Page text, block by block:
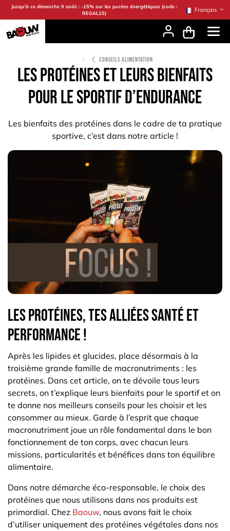
Se rendre au contenu
Jusqu'à ce dimanche 9 août : -15% sur les purées énergétiques (code :
REGAL15)
Français
CONSEILS ALIMENTATION
Les protéines et leurs bienfaits
pour le sportif d’endurance
Les bienfaits des protéines dans le cadre de ta pratique
sportive, c’est dans notre article !
Les protéines, tes alliées santé et
performance !
Après les lipides et glucides, place désormais à la
troisième grande famille de macronutriments : les
protéines. Dans cet article, on te dévoile tous leurs
secrets, on t’explique leurs bienfaits pour le sportif et on
te donne nos meilleurs conseils pour les choisir et les
consommer au mieux. Garde à l’esprit que chaque
macronutriment joue un rôle fondamental dans le bon
fonctionnement de ton corps, avec chacun leurs
missions, particularités et bénéfices dans ton équilibre
alimentaire.
Dans notre démarche éco-responsable, le choix des
protéines que nous utilisons dans nos produits est
primordial. Chez Baouw, nous avons fait le choix
d’utiliser uniquement des protéines végétales dans nos